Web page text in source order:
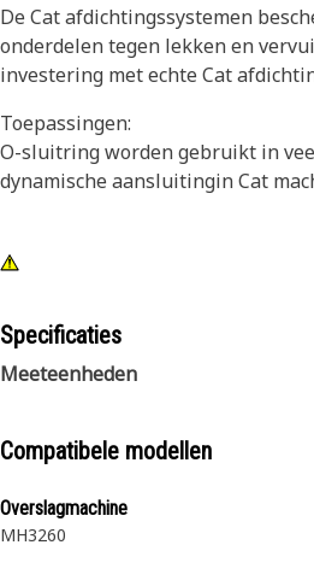
De Cat afdichtingssystemen
onderdelen tegen lekken en
investering met echte Cat
Toepassingen:
O-sluitring worden gebruikt in
dynamische aansluitingin Cat
Specificaties
Meeteenheden
Compatibele modellen
Overslagmachine
MH3260